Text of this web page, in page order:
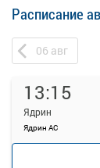
Расписание
06 авг
13:15
Ядрин
Ядрин АС
—